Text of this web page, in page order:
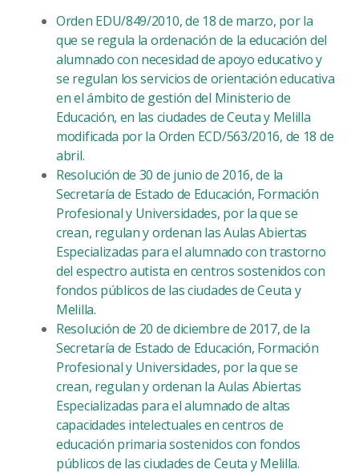
Orden EDU/849/2010, de 18 de marzo, por la
que se regula la ordenación de la educación del
alumnado con necesidad de apoyo educativo y
se regulan los servicios de orientación educativa
en el ámbito de gestión del Ministerio de
Educación, en las ciudades de Ceuta y Melilla
modificada por la Orden ECD/563/2016, de 18 de
abril.
Resolución de 30 de junio de 2016, de la
Secretaría de Estado de Educación, Formación
Profesional y Universidades, por la que se
crean, regulan y ordenan las Aulas Abiertas
Especializadas para el alumnado con trastorno
del espectro autista en centros sostenidos con
fondos públicos de las ciudades de Ceuta y
Melilla.
Resolución de 20 de diciembre de 2017, de la
Secretaría de Estado de Educación, Formación
Profesional y Universidades, por la que se
crean, regulan y ordenan la Aulas Abiertas
Especializadas para el alumnado de altas
capacidades intelectuales en centros de
educación primaria sostenidos con fondos
públicos de las ciudades de Ceuta y Melilla.